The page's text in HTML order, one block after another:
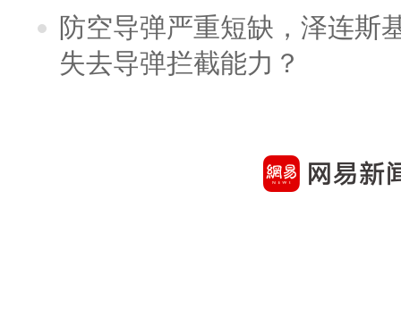
防空导弹严重短缺，泽连斯
失去导弹拦截能力？